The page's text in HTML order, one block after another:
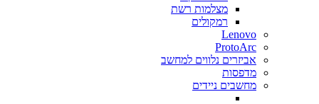
מצלמות רשת
רמקולים
Lenovo
ProtoArc
אביזרים נלווים למחשב
מדפסות
מחשבים ניידים